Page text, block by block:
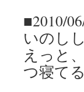
■2010/
いのし
えっと
つ寝て